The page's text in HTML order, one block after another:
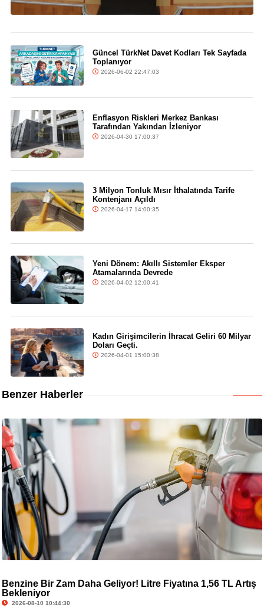
Güncel TürkNet Davet Kodları Tek Sayfada
Toplanıyor
2026-06-02 22:47:03
Enflasyon Riskleri Merkez Bankası
Tarafından Yakından İzleniyor
2026-04-30 17:00:37
3 Milyon Tonluk Mısır İthalatında Tarife
Kontenjanı Açıldı
2026-04-17 14:00:35
Yeni Dönem: Akıllı Sistemler Eksper
Atamalarında Devrede
2026-04-02 12:00:41
Kadın Girişimcilerin İhracat Geliri 60 Milyar
Doları Geçti.
2026-04-01 15:00:38
Benzer Haberler
Benzine Bir Zam Daha Geliyor! Litre Fiyatına 1,56 TL Artış
Bekleniyor
2026-08-10 10:44:30